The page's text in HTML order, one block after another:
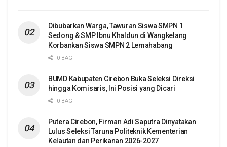
Dibubarkan Warga, Tawuran Siswa SMPN 1
Sedong & SMP Ibnu Khaldun di Wangkelang
Korbankan Siswa SMPN 2 Lemahabang
0 BAGI
BUMD Kabupaten Cirebon Buka Seleksi Direksi
hingga Komisaris, Ini Posisi yang Dicari
0 BAGI
Putera Cirebon, Firman Adi Saputra Dinyatakan
Lulus Seleksi Taruna Politeknik Kementerian
Kelautan dan Perikanan 2026-2027